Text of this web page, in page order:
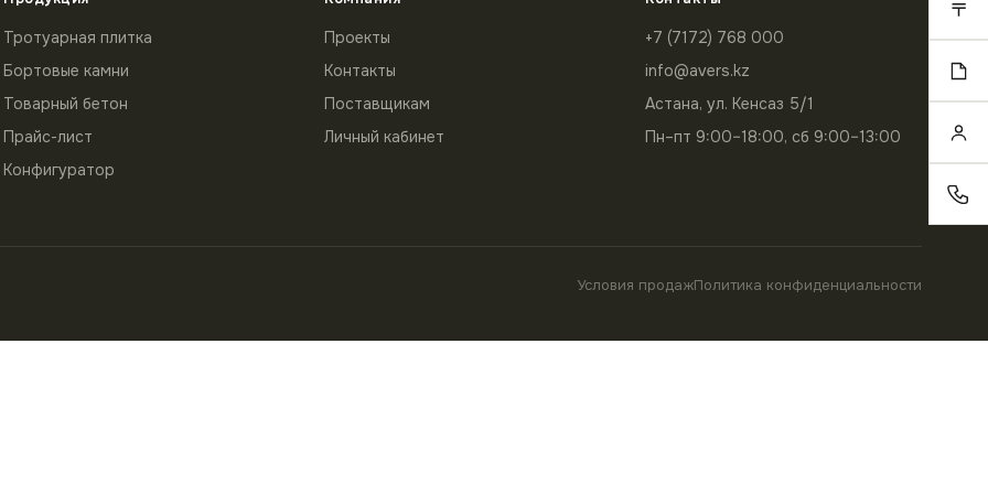
Тротуарная плитка
Бортовые камни
Товарный бетон
Прайс-лист
Конфигуратор
Проекты
Контакты
Поставщикам
Личный кабинет
+7 (7172) 768 000
info@avers.kz
Астана, ул. Кенсаз 5/1
Пн–пт 9:00–18:00, сб 9:00–13:00
Условия продажПолитика конфиденциальности